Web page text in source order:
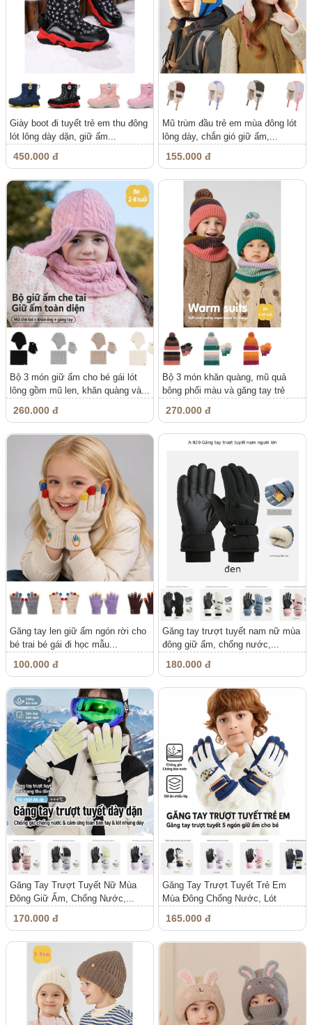
Giày boot đi tuyết trẻ em thu đông
lót lông dày dặn, giữ ấm...
450.000 đ
Mũ trùm đầu trẻ em mùa đông lót
lông dày, chắn gió giữ ấm,...
155.000 đ
Bộ 3 món giữ ấm cho bé gái lót
lông gồm mũ len, khăn quàng và...
260.000 đ
Bộ 3 món khăn quàng, mũ quả
bông phối màu và găng tay trẻ
270.000 đ
Găng tay len giữ ấm ngón rời cho
bé trai bé gái đi học mẫu...
100.000 đ
Găng tay trượt tuyết nam nữ mùa
đông giữ ấm, chống nước,...
180.000 đ
Găng Tay Trượt Tuyết Nữ Mùa
Đông Giữ Ấm, Chống Nước,...
170.000 đ
Găng Tay Trượt Tuyết Trẻ Em
Mùa Đông Chống Nước, Lót
165.000 đ